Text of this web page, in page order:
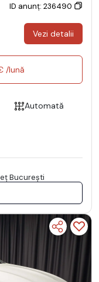
ID anunț: 236490
Vezi detalii
/lună
Automată
București